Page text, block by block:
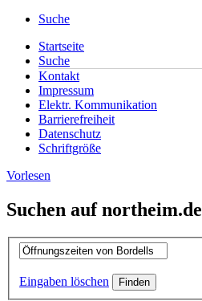
Suche
Startseite
Suche
Kontakt
Impressum
Elektr. Kommunikation
Barrierefreiheit
Datenschutz
Schriftgröße
Vorlesen
Suchen auf northeim.de
Eingaben löschen